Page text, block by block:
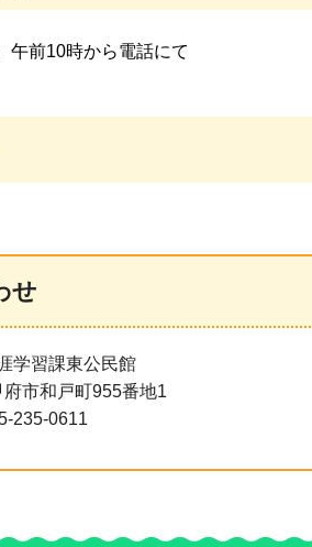
午前10時から電話にて
せ
学習課東公民館
市和戸町955番地1
235-0611